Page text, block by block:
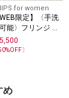
for women
WEB限定】〈手洗
能〉フリンジ ラ
タイト スカート
5,500
%OFF〕
め